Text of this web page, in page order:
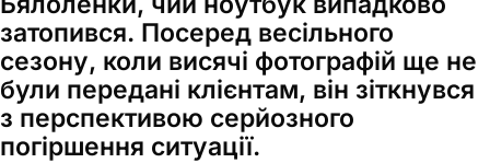
затопився. Посеред весільного
сезону, коли висячі фотографій ще не
були передані клієнтам, він зіткнувся
з перспективою серйозного
погіршення ситуації.